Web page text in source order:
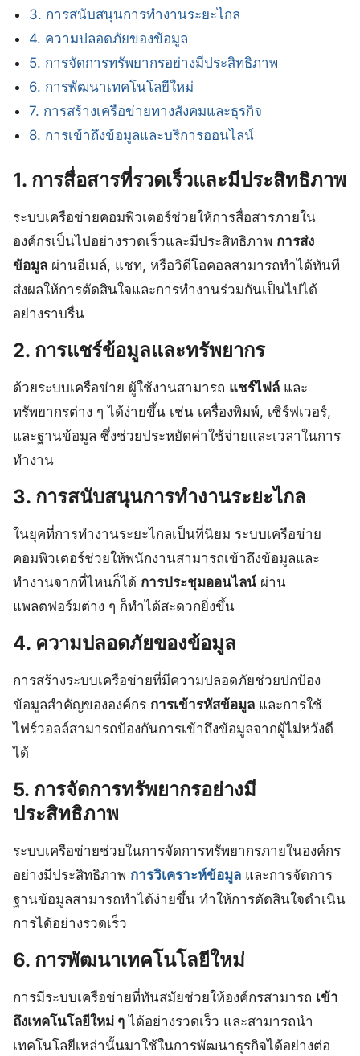
3. การสนับสนุนการทำงานระยะไกล
4. ความปลอดภัยของข้อมูล
5. การจัดการทรัพยากรอย่างมีประสิทธิภาพ
6. การพัฒนาเทคโนโลยีใหม่
7. การสร้างเครือข่ายทางสังคมและธุรกิจ
8. การเข้าถึงข้อมูลและบริการออนไลน์
1. การสื่อสารที่รวดเร็วและมีประสิทธิภาพ
ระบบเครือข่ายคอมพิวเตอร์ช่วยให้การสื่อสารภายใน
องค์กรเป็นไปอย่างรวดเร็วและมีประสิทธิภาพ การส่ง
ข้อมูล ผ่านอีเมล์, แชท, หรือวิดีโอคอลสามารถทำได้ทันที
ส่งผลให้การตัดสินใจและการทำงานร่วมกันเป็นไปได้
อย่างราบรื่น
2. การแชร์ข้อมูลและทรัพยากร
ด้วยระบบเครือข่าย ผู้ใช้งานสามารถ แชร์ไฟล์ และ
ทรัพยากรต่าง ๆ ได้ง่ายขึ้น เช่น เครื่องพิมพ์, เซิร์ฟเวอร์,
และฐานข้อมูล ซึ่งช่วยประหยัดค่าใช้จ่ายและเวลาในการ
ทำงาน
3. การสนับสนุนการทำงานระยะไกล
ในยุคที่การทำงานระยะไกลเป็นที่นิยม ระบบเครือข่าย
คอมพิวเตอร์ช่วยให้พนักงานสามารถเข้าถึงข้อมูลและ
ทำงานจากที่ไหนก็ได้ การประชุมออนไลน์ ผ่าน
แพลตฟอร์มต่าง ๆ ก็ทำได้สะดวกยิ่งขึ้น
4. ความปลอดภัยของข้อมูล
การสร้างระบบเครือข่ายที่มีความปลอดภัยช่วยปกป้อง
ข้อมูลสำคัญขององค์กร การเข้ารหัสข้อมูล และการใช้
ไฟร์วอลล์สามารถป้องกันการเข้าถึงข้อมูลจากผู้ไม่หวังดี
ได้
5. การจัดการทรัพยากรอย่างมี
ประสิทธิภาพ
ระบบเครือข่ายช่วยในการจัดการทรัพยากรภายในองค์กร
อย่างมีประสิทธิภาพ การวิเคราะห์ข้อมูล และการจัดการ
ฐานข้อมูลสามารถทำได้ง่ายขึ้น ทำให้การตัดสินใจดำเนิน
การได้อย่างรวดเร็ว
6. การพัฒนาเทคโนโลยีใหม่
การมีระบบเครือข่ายที่ทันสมัยช่วยให้องค์กรสามารถ เข้า
ถึงเทคโนโลยีใหม่ ๆ ได้อย่างรวดเร็ว และสามารถนำ
เทคโนโลยีเหล่านั้นมาใช้ในการพัฒนาธุรกิจได้อย่างต่อ